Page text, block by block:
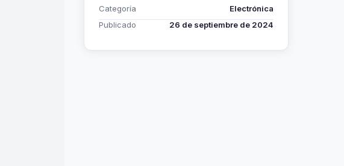
Categoría
Electrónica
Publicado
26 de septiembre de 2024